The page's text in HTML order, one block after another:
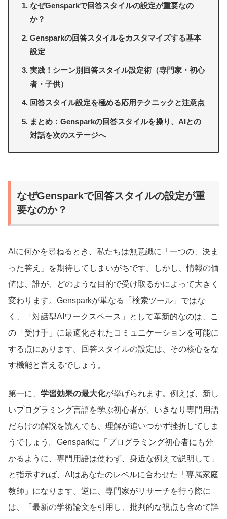
なぜGensparkで回答スタイルの設定が重要なの
か？
Gensparkの回答スタイルをカスタマイズする基本
設定
実践！シーン別回答スタイル設定術（専門家・初心
者・子供）
回答スタイル設定を極める応用テクニックと注意点
まとめ：Gensparkの回答スタイルを操り、AIとの
対話を次のステージへ
なぜGensparkで回答スタイルの設定が重
要なのか？
AIに何かを尋ねるとき、私たちは無意識に「一つの、決ま
った答え」を期待してしまいがちです。しかし、情報の価
値は、誰が、どのような目的で受け取るかによって大きく
変わります。Gensparkが単なる「検索ツール」ではな
く、「対話型AIワークスペース」として革新的なのは、こ
の「受け手」に最適化されたコミュニケーションを可能に
する点にあります。回答スタイルの設定は、その核心をな
す機能と言えるでしょう。
第一に、 学習効果の最大化が挙げられます。例えば、新し
いプログラミング言語を学ぶ初心者が、いきなり専門用語
だらけの解説を読んでも、理解が追いつかず挫折してしま
うでしょう。Gensparkに「プログラミング初心者にも分
かるように、専門用語は使わず、身近な例えで説明して」
と指示すれば、AIはあなたのレベルに合わせた「専属家庭
教師」になります。逆に、専門家がリサーチを行う際に
は、「最新の学術論文を引用し、批判的な視点も含めて詳